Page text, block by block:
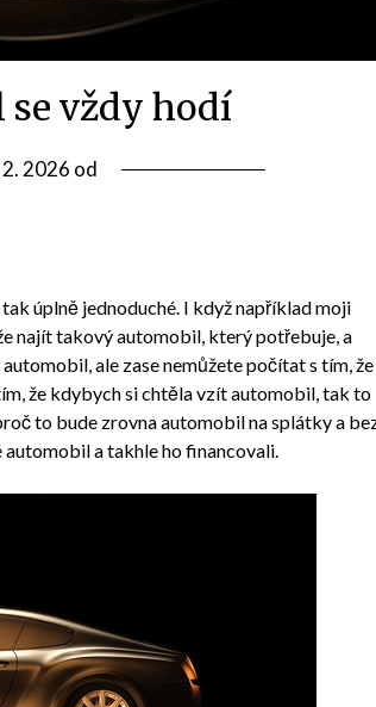
vždy hodí
2. 2026 od
úplně jednoduché. I když například moji
najít takový automobil, který potřebuje, a
automobil, ale zase nemůžete počítat s tím,
že kdybych si chtěla vzít automobil, tak to
to bude zrovna automobil na splátky a
a takhle ho financovali.